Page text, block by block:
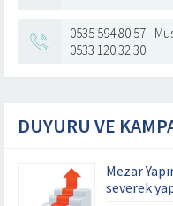
0535 594 80 57 -
0533 120 32 30
DUYURU VE
Mezar
severek